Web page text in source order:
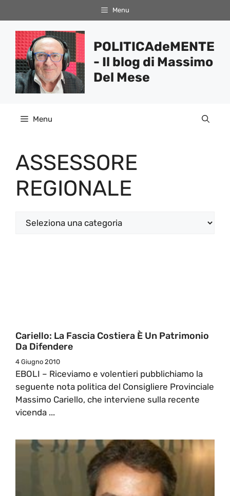
al
contenuto
Menu
POLITICAdeMENTE
- Il blog di Massimo
Del Mese
Menu
ASSESSORE
REGIONALE
Categorie
Cariello: La Fascia Costiera È Un Patrimonio
Da Difendere
4 Giugno 2010
EBOLI – Riceviamo e volentieri pubblichiamo la
seguente nota politica del Consigliere Provinciale
Massimo Cariello, che interviene sulla recente
vicenda ...